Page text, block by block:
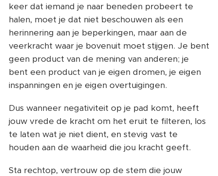
keer dat iemand je naar beneden probeert te
halen, moet je dat niet beschouwen als een
herinnering aan je beperkingen, maar aan de
veerkracht waar je bovenuit moet stijgen. Je bent
geen product van de mening van anderen; je
bent een product van je eigen dromen, je eigen
inspanningen en je eigen overtuigingen.
Dus wanneer negativiteit op je pad komt, heeft
jouw vrede de kracht om het eruit te filteren, los
te laten wat je niet dient, en stevig vast te
houden aan de waarheid die jou kracht geeft.
Sta rechtop, vertrouw op de stem die jouw